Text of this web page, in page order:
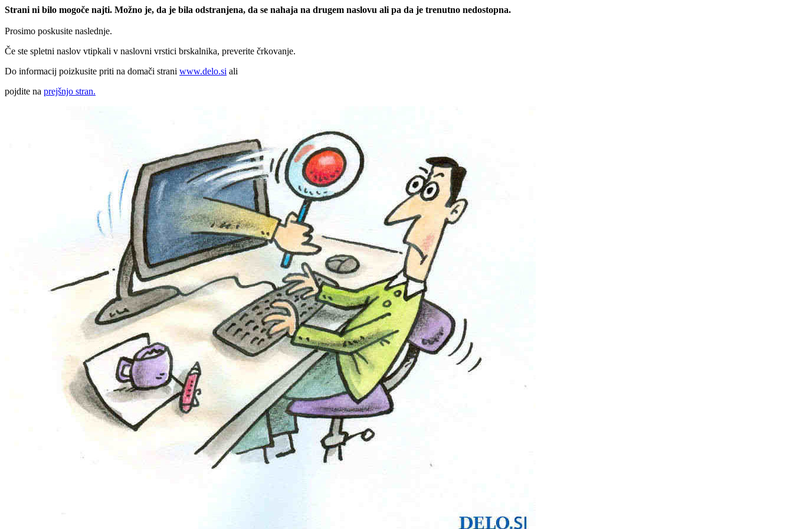
Strani ni bilo mogoče najti. Možno je, da je bila odstranjena, da se nahaja na drugem naslovu ali pa da je trenutno nedostopna.
Prosimo poskusite naslednje.
Če ste spletni naslov vtipkali v naslovni vrstici brskalnika, preverite črkovanje.
Do informacij poizkusite priti na domači strani www.delo.si ali
pojdite na prejšnjo stran.